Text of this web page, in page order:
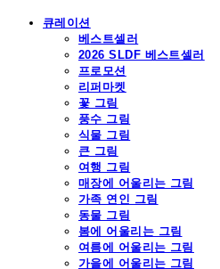
큐레이션
베스트셀러
2026 SLDF 베스트셀러
프로모션
리퍼마켓
꽃 그림
풍수 그림
식물 그림
큰 그림
여행 그림
매장에 어울리는 그림
가족 연인 그림
동물 그림
봄에 어울리는 그림
여름에 어울리는 그림
가을에 어울리는 그림